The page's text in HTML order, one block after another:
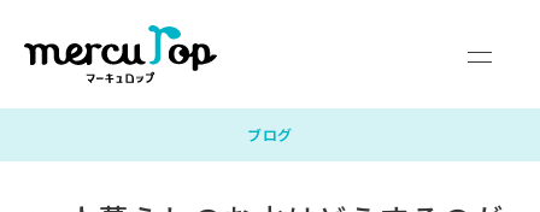
マーキュロップとは
富士山の天然水
企業情報ブログ